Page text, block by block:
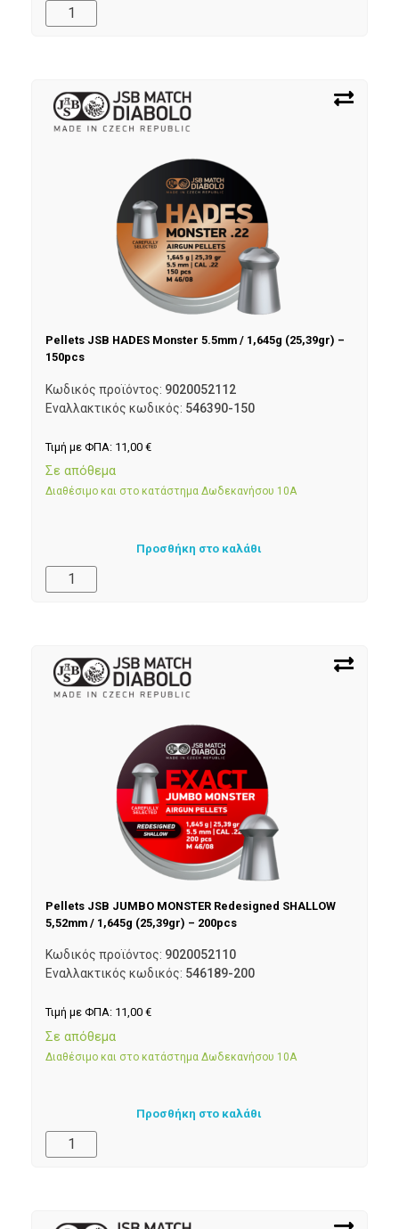
Pellets JSB HADES Monster 5.5mm / 1,645g (25,39gr) –
150pcs
Κωδικός προϊόντος: 9020052112
Εναλλακτικός κωδικός: 546390-150
Τιμή με ΦΠΑ: 11,00 €
Σε απόθεμα
Διαθέσιμο και στο κατάστημα Δωδεκανήσου 10Α
Προσθήκη στο καλάθι
Pellets JSB JUMBO MONSTER Redesigned SHALLOW
5,52mm / 1,645g (25,39gr) – 200pcs
Κωδικός προϊόντος: 9020052110
Εναλλακτικός κωδικός: 546189-200
Τιμή με ΦΠΑ: 11,00 €
Σε απόθεμα
Διαθέσιμο και στο κατάστημα Δωδεκανήσου 10Α
Προσθήκη στο καλάθι